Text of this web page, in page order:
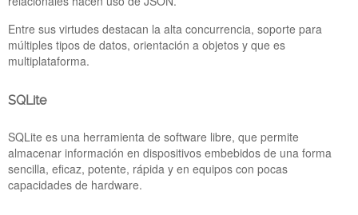
Entre sus virtudes destacan la alta concurrencia, soporte para
múltiples tipos de datos, orientación a objetos y que es
multiplataforma.
SQLite
SQLite es una herramienta de software libre, que permite
almacenar información en dispositivos embebidos de una forma
sencilla, eficaz, potente, rápida y en equipos con pocas
capacidades de hardware.
developing-programming-
firmware-software-lr.png